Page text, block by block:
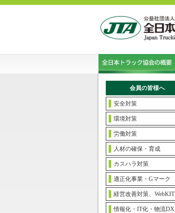
会員の皆様へ
安全対策
環境対策
労働対策
人材の確保・育成
カスハラ対策
適正化事業・Gマーク
経営改善対策、WebKIT
情報化・IT化・物流DX